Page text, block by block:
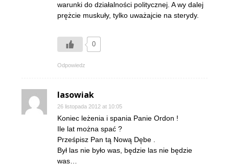
warunki do działalności politycznej. A wy dalej
prężcie muskuły, tylko uważajcie na sterydy.
0
Odpowiedz
lasowiak
26 listopada 2012 at 10:05
Koniec leżenia i spania Panie Ordon !
Ile lat można spać ?
Prześpisz Pan tą Nową Dębe .
Był las nie było was, będzie las nie będzie
was…